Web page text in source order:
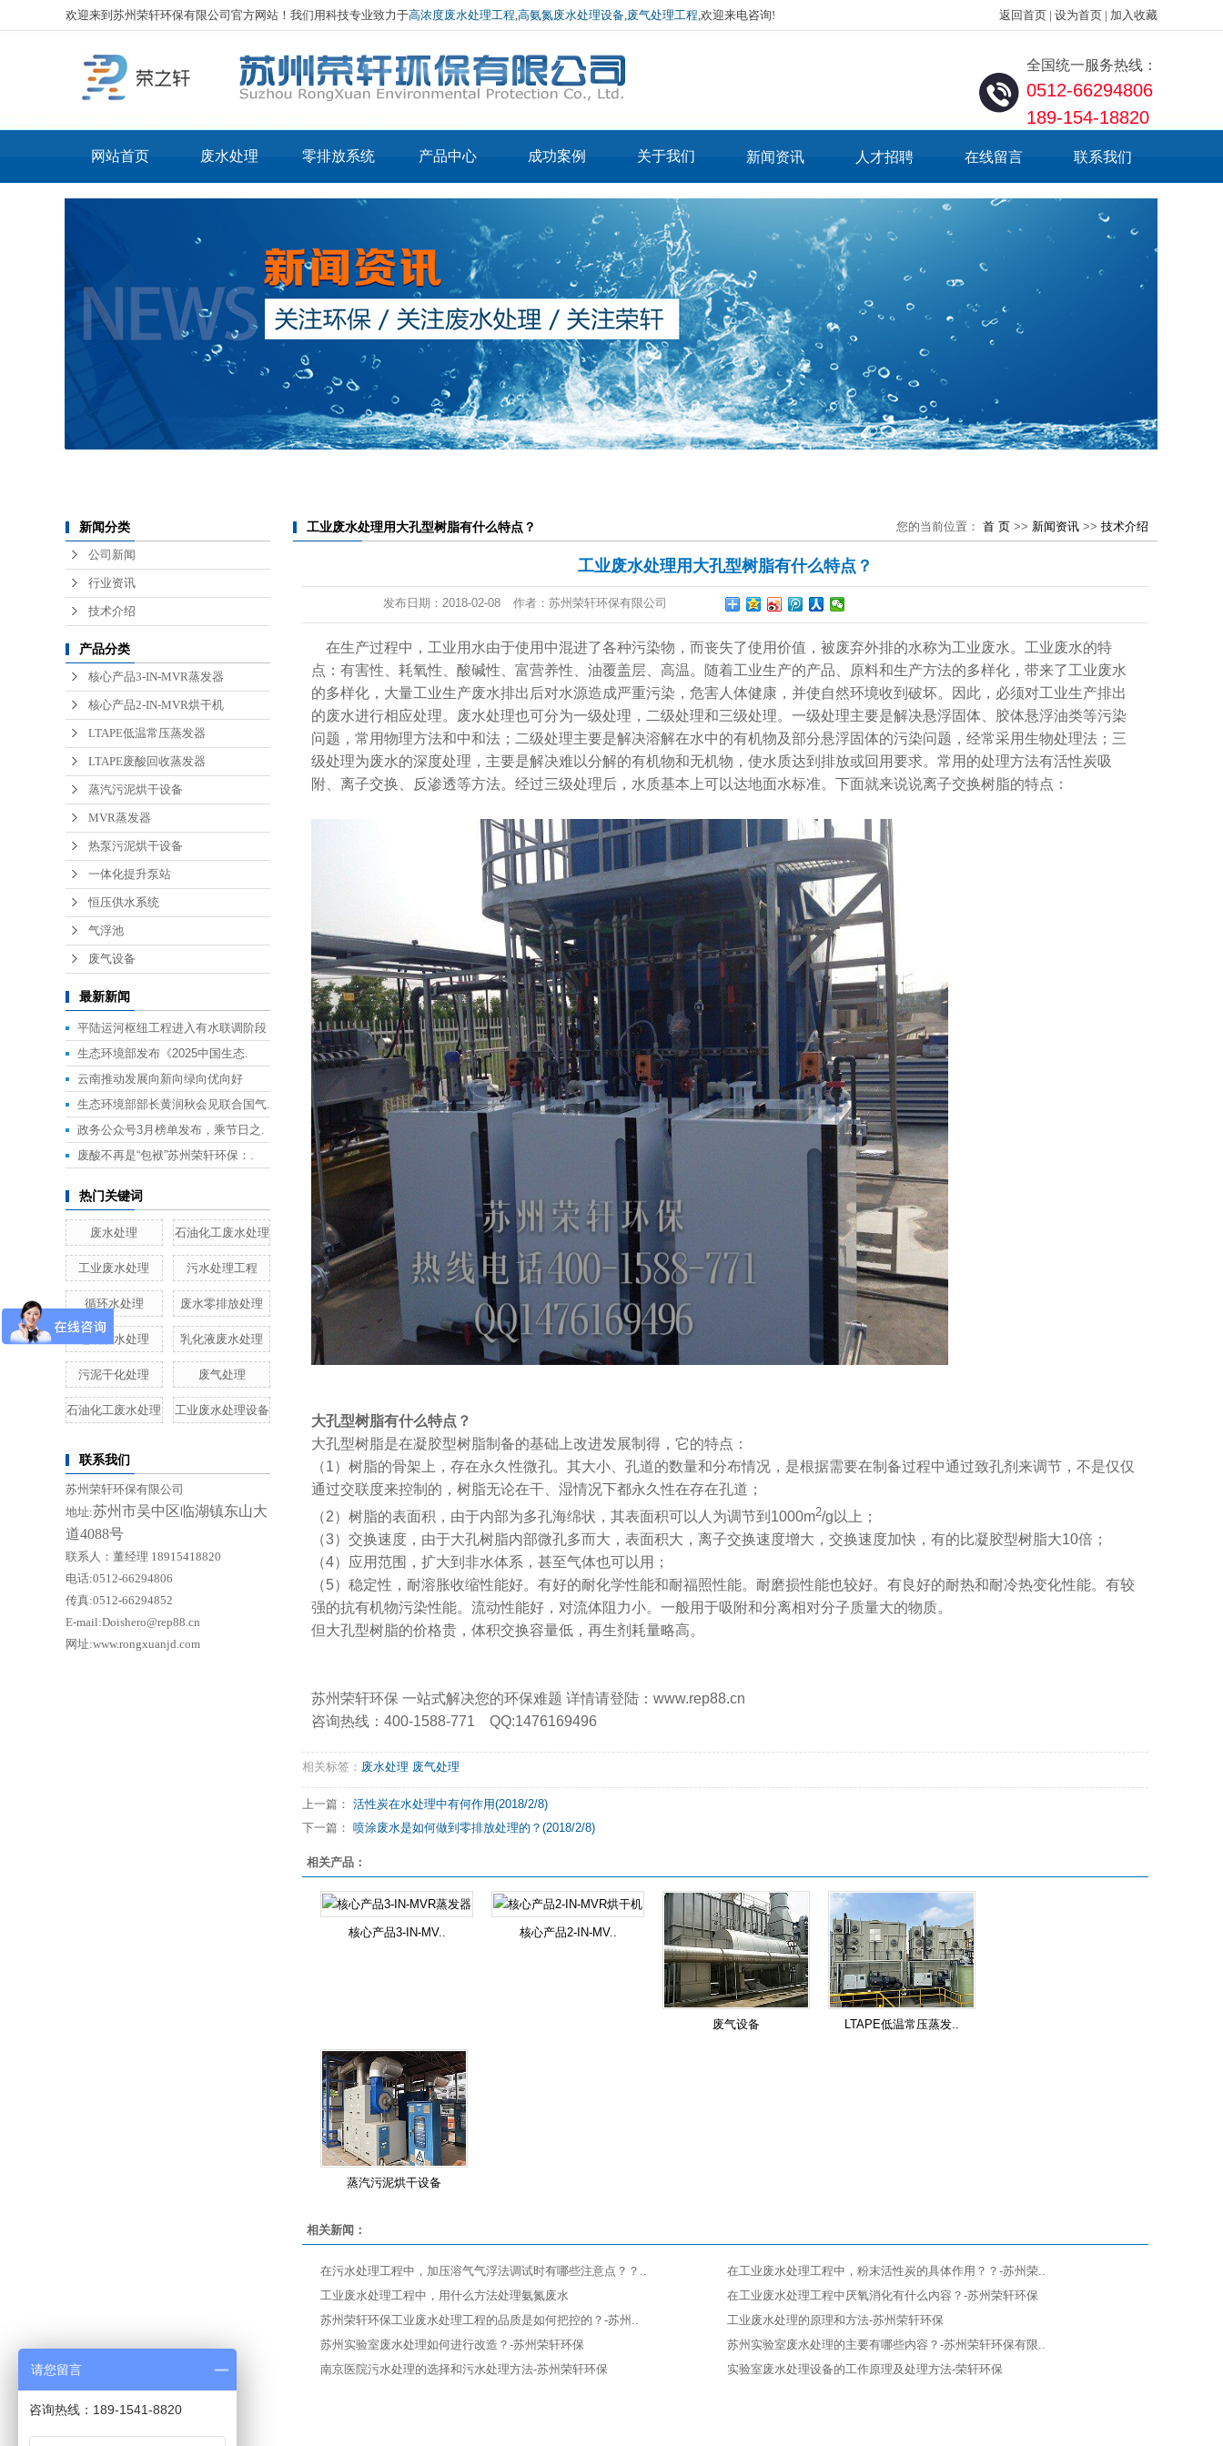
欢迎来到苏州荣轩环保有限公司官方网站！我们用科技专业致力于高浓度废水处理工程,高氨氮废水处理设备,废气处理工程,欢迎来电咨询! 返回首页 | 设为首页 | 加入收藏
全国统一服务热线：
0512-66294806
189-154-18820
网站首页 废水处理
工业废水处理
电镀废水处理
表面处理废水处理
光伏废水处理
线路板废水处理
机械加工废水处理
锂电池废水处理
零排放系统 产品中心
核心产品3-IN-MVR蒸
核心产品2-IN-MVR烘
干机
LTAPE低温常压蒸发器
LTAPE废酸回收蒸发器
蒸汽污泥烘干设备
MVR蒸发器
热泵污泥烘干设备
一体化提升泵站
废气设备
成功案例 关于我们
公司简介
企业文化
厂房环境
荣誉资质
新闻资讯
公司新闻
行业资讯
技术介绍
人才招聘 在线留言 联系我们
新闻分类
公司新闻
行业资讯
技术介绍
产品分类
核心产品3-IN-MVR蒸发器
核心产品2-IN-MVR烘干机
LTAPE低温常压蒸发器
LTAPE废酸回收蒸发器
蒸汽污泥烘干设备
MVR蒸发器
热泵污泥烘干设备
一体化提升泵站
恒压供水系统
气浮池
废气设备
最新新闻
平陆运河枢纽工程进入有水联调阶段
生态环境部发布《2025中国生态.
云南推动发展向新向绿向优向好
生态环境部部长黄润秋会见联合国气.
政务公众号3月榜单发布，乘节日之.
废酸不再是“包袱”苏州荣轩环保：.
热门关键词
废水处理 石油化工废水处理
工业废水处理 污水处理工程
循环水处理 废水零排放处理
电镀废水处理 乳化液废水处理
污泥干化处理 废气处理
石油化工废水处理 工业废水处理设备
联系我们
苏州荣轩环保有限公司
地址:苏州市吴中区临湖镇东山大
道4088号
联系人：董经理 18915418820
电话:0512-66294806
传真:0512-66294852
E-mail:Doishero@rep88.cn
网址:www.rongxuanjd.com
工业废水处理用大孔型树脂有什么特点？ 您的当前位置： 首 页 >> 新闻资讯 >> 技术介绍
工业废水处理用大孔型树脂有什么特点？
发布日期： 2018-02-08 作者： 苏州荣轩环保有限公司
在生产过程中，工业用水由于使用中混进了各种污染物，而丧失了使用价值，被废弃外排的水称为工业废水。工业废水的特
点：有害性、耗氧性、酸碱性、富营养性、油覆盖层、高温。随着工业生产的产品、原料和生产方法的多样化，带来了工业废水
的多样化，大量工业生产废水排出后对水源造成严重污染，危害人体健康，并使自然环境收到破坏。因此，必须对工业生产排出
的废水进行相应处理。废水处理也可分为一级处理，二级处理和三级处理。一级处理主要是解决悬浮固体、胶体悬浮油类等污染
问题，常用物理方法和中和法；二级处理主要是解决溶解在水中的有机物及部分悬浮固体的污染问题，经常采用生物处理法；三
级处理为废水的深度处理，主要是解决难以分解的有机物和无机物，使水质达到排放或回用要求。常用的处理方法有活性炭吸
附、离子交换、反渗透等方法。经过三级处理后，水质基本上可以达地面水标准。下面就来说说离子交换树脂的特点：
大孔型树脂有什么特点？
大孔型树脂是在凝胶型树脂制备的基础上改进发展制得，它的特点：
（1）树脂的骨架上，存在永久性微孔。其大小、孔道的数量和分布情况，是根据需要在制备过程中通过致孔剂来调节，不是仅仅
通过交联度来控制的，树脂无论在干、湿情况下都永久性在存在孔道；
（2）树脂的表面积，由于内部为多孔海绵状，其表面积可以人为调节到1000m2/g以上；
（3）交换速度，由于大孔树脂内部微孔多而大，表面积大，离子交换速度增大，交换速度加快，有的比凝胶型树脂大10倍；
（4）应用范围，扩大到非水体系，甚至气体也可以用；
（5）稳定性，耐溶胀收缩性能好。有好的耐化学性能和耐福照性能。耐磨损性能也较好。有良好的耐热和耐冷热变化性能。有较
强的抗有机物污染性能。流动性能好，对流体阻力小。一般用于吸附和分离相对分子质量大的物质。
但大孔型树脂的价格贵，体积交换容量低，再生剂耗量略高。
苏州荣轩环保 一站式解决您的环保难题 详情请登陆：www.rep88.cn
咨询热线：400-1588-771 QQ:1476169496
相关标签： 废水处理 废气处理
上一篇： 活性炭在水处理中有何作用(2018/2/8)
下一篇： 喷涂废水是如何做到零排放处理的？(2018/2/8)
相关产品：
核心产品3-IN-MV.. 核心产品2-IN-MV..
废气设备 LTAPE低温常压蒸发..
蒸汽污泥烘干设备
相关新闻：
在污水处理工程中，加压溶气气浮法调试时有哪些注意点？？..
在工业废水处理工程中，粉末活性炭的具体作用？？-苏州荣..
工业废水处理工程中，用什么方法处理氨氮废水
在工业废水处理工程中厌氧消化有什么内容？-苏州荣轩环保
苏州荣轩环保工业废水处理工程的品质是如何把控的？-苏州..
工业废水处理的原理和方法-苏州荣轩环保
苏州实验室废水处理如何进行改造？-苏州荣轩环保
苏州实验室废水处理的主要有哪些内容？-苏州荣轩环保有限..
南京医院污水处理的选择和污水处理方法-苏州荣轩环保
实验室废水处理设备的工作原理及处理方法-荣轩环保
请您留言
咨询热线：189-1541-8820